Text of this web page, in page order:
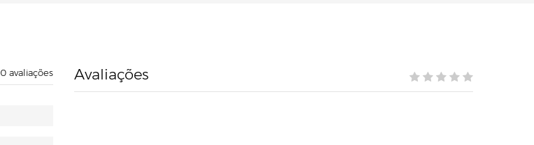
0 avaliações Avaliações